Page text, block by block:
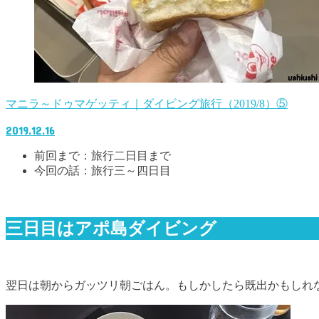
マニラ～ドゥマゲッティ｜ダイビング旅行（2019/8）⑤
2019.12.16
前回まで：旅行二日目まで
今回の話：旅行三～四日目
三日目はアポ島ダイビング
翌日は朝からガッツリ朝ごはん。もしかしたら既出かもしれ